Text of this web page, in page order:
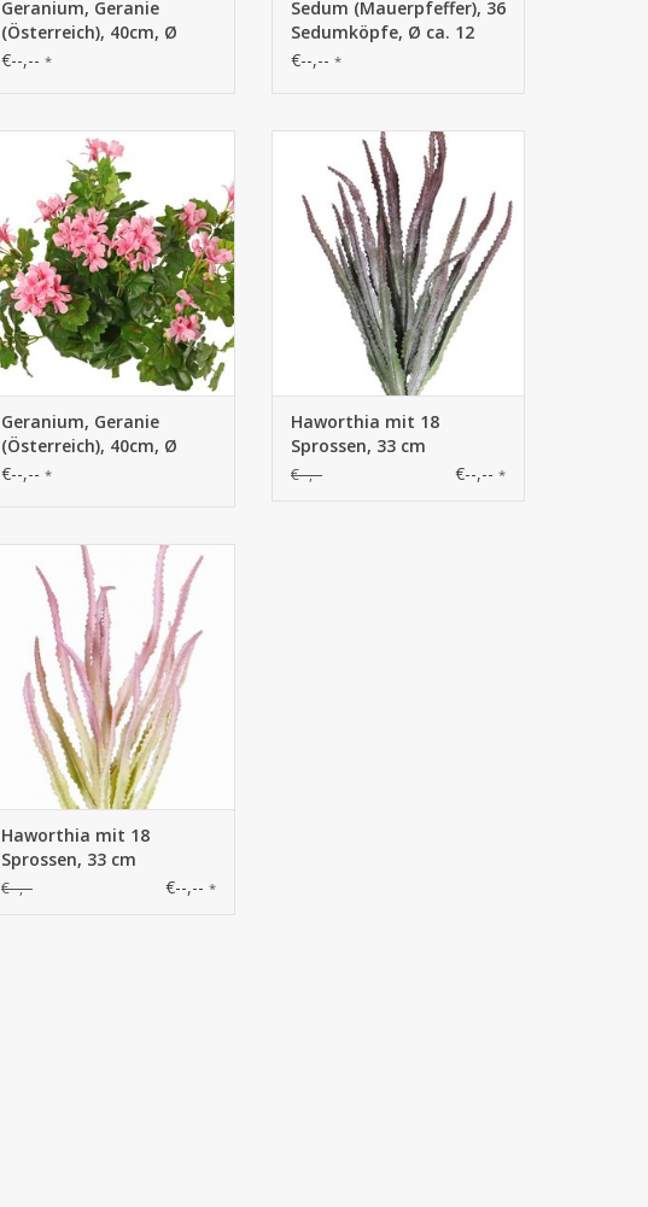
Geranium, Geranie
(Österreich), 40cm, Ø
40cm
€--,-- *
Sedum (Mauerpfeffer), 36
Sedumköpfe, Ø ca. 12
cm, 19 cm
€--,-- *
730879HR - Geranium, Geranie
(Österreich), 40cm, Ø 40cm
Geranium, Geranie
(Österreich), 40cm, Ø
40cm
€--,-- *
758115RG -Haworthia mit 18
Sprossen, 33 cm
Haworthia mit 18
Sprossen, 33 cm
€--,-- €--,-- *
758115LR -Haworthia mit 18
Sprossen, 33 cm
Haworthia mit 18
Sprossen, 33 cm
€--,-- €--,-- *